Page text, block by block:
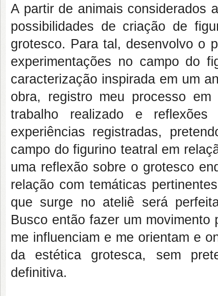
A partir de animais considerados
possibilidades de criação de
grotesco. Para tal, desenvolvo o
experimentações no campo do
caracterização inspirada em um
obra, registro meu processo
trabalho realizado e
experiências registradas,
campo do figurino teatral em
uma reflexão sobre o grotesco
relação com temáticas
que surge no ateliê será
Busco então fazer um
me influenciam e me orientam e
da estética grotesca, sem
definitiva.